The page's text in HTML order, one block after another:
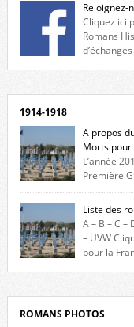
Rejoignez-
Cliquez ici
Romans
1914-1918
A propos
Morts pour
L’année
Première
biographique veut
France durant ce conflit.
constituée des noms
l’Hôtel de Ville, du lycée
Liste des
A – B – C –
– UVW
pour la
ROMANS PHOTOS